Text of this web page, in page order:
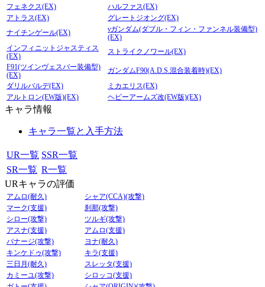
フェネクス(EX)
ハルファス(EX)
アトラス(EX)
グレートジオング(EX)
ナイチンゲール(EX)
νガンダム(ダブル・フィン・ファンネル装備型)
(EX)
インフィニットジャスティス
(EX)
ストライクノワール(EX)
F91(ツインヴェスバー装備型)
(EX)
ガンダムF90(A.D.S.混合装着時)(EX)
ダリルバルデ(EX)
ミカエリス(EX)
アルトロン(EW版)(EX)
ヘビーアームズ改(EW版)(EX)
キャラ情報
キャラ一覧と入手方法
UR一覧 SSR一覧
SR一覧 R一覧
URキャラの評価
アムロ(耐久)
シャア(CCA)(攻撃)
マーク(支援)
刹那(攻撃)
シロー(攻撃)
ツルギ(攻撃)
アスナ(支援)
アムロ(支援)
バナージ(攻撃)
ヨナ(耐久)
キンケドゥ(攻撃)
キラ(支援)
三日月(耐久)
スレッタ(支援)
カミーユ(攻撃)
シロッコ(支援)